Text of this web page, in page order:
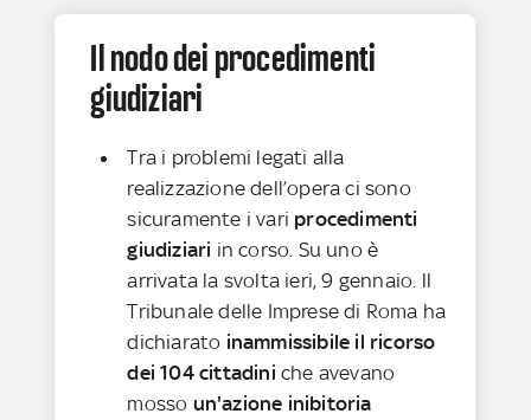
Il nodo dei procedimenti
giudiziari
Tra i problemi legati alla
realizzazione dell’opera ci sono
sicuramente i vari procedimenti
giudiziari in corso. Su uno è
arrivata la svolta ieri, 9 gennaio. ll
Tribunale delle Imprese di Roma ha
dichiarato inammissibile il ricorso
dei 104 cittadini che avevano
mosso un'azione inibitoria